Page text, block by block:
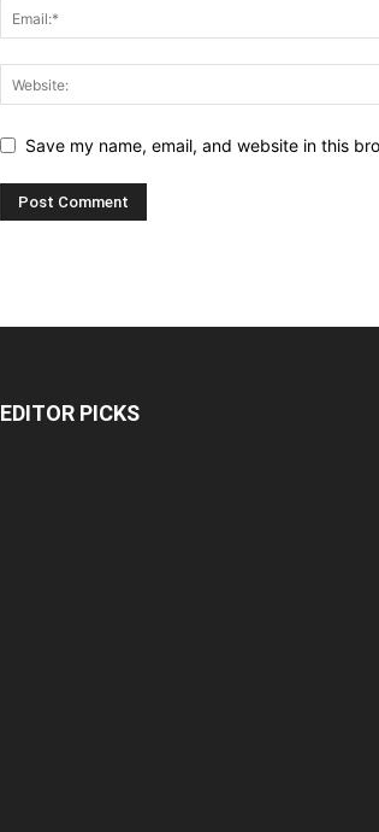
Save my name, email, and website in this
EDITOR PICKS